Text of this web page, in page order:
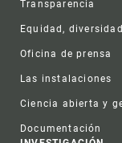
Transparencia
Equidad,
Oficina de prensa
Las instalaciones
Ciencia abierta y
Documentación